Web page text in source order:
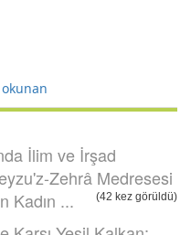
İlim ve İrşad
Zehrâ Medresesi
Kadın ...
(42 kez görüldü)